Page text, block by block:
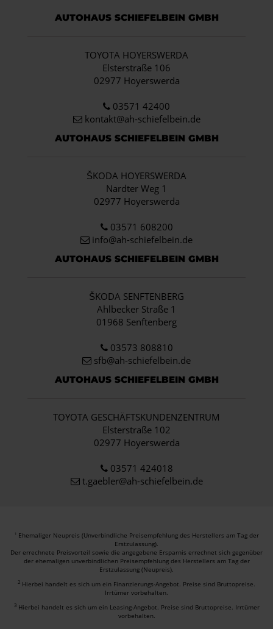
AUTOHAUS SCHIEFELBEIN GMBH
TOYOTA HOYERSWERDA
Elsterstraße 106
02977 Hoyerswerda
03571 42400
kontakt@ah-schiefelbein.de
AUTOHAUS SCHIEFELBEIN GMBH
ŠKODA HOYERSWERDA
Nardter Weg 1
02977 Hoyerswerda
03571 608200
info@ah-schiefelbein.de
AUTOHAUS SCHIEFELBEIN GMBH
ŠKODA SENFTENBERG
Ahlbecker Straße 1
01968 Senftenberg
03573 808810
sfb@ah-schiefelbein.de
AUTOHAUS SCHIEFELBEIN GMBH
TOYOTA GESCHÄFTSKUNDENZENTRUM
Elsterstraße 102
02977 Hoyerswerda
03571 424018
t.gaebler@ah-schiefelbein.de
1 Ehemaliger Neupreis (Unverbindliche Preisempfehlung des Herstellers am Tag der
Erstzulassung).
Der errechnete Preisvorteil sowie die angegebene Ersparnis errechnet sich gegenüber
der ehemaligen unverbindlichen Preisempfehlung des Herstellers am Tag der
Erstzulassung (Neupreis).
2 Hierbei handelt es sich um ein Finanzierungs-Angebot. Preise sind Bruttopreise.
Irrtümer vorbehalten.
3 Hierbei handelt es sich um ein Leasing-Angebot. Preise sind Bruttopreise. Irrtümer
vorbehalten.